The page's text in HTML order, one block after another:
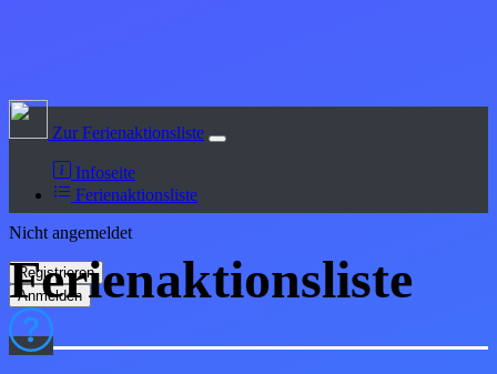
Zur Ferienaktionsliste
Infoseite
Ferienaktionsliste
Nicht angemeldet
Ferienaktionsliste